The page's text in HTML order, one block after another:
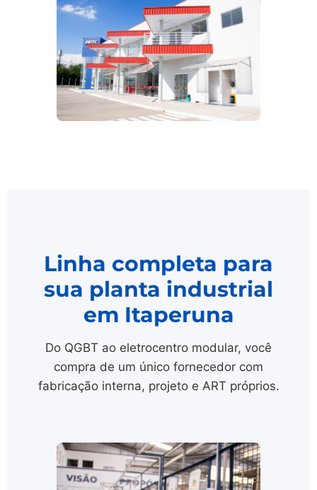
Linha completa para
sua planta industrial
em Itaperuna
Do QGBT ao eletrocentro modular, você
compra de um único fornecedor com
fabricação interna, projeto e ART próprios.